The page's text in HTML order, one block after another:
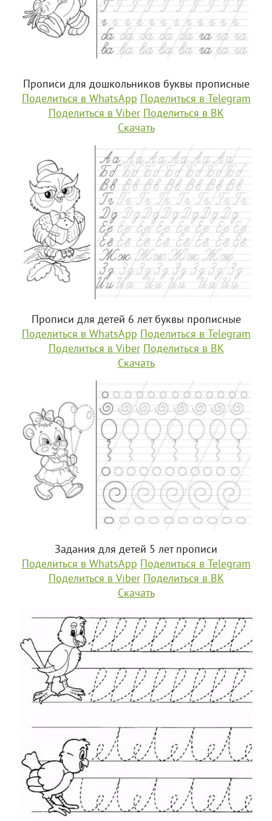
Прописи для дошкольников буквы прописные
Поделиться в WhatsApp Поделиться в Telegram
Поделиться в Viber Поделиться в ВК
Скачать
Прописи для детей 6 лет буквы прописные
Поделиться в WhatsApp Поделиться в Telegram
Поделиться в Viber Поделиться в ВК
Скачать
Задания для детей 5 лет прописи
Поделиться в WhatsApp Поделиться в Telegram
Поделиться в Viber Поделиться в ВК
Скачать